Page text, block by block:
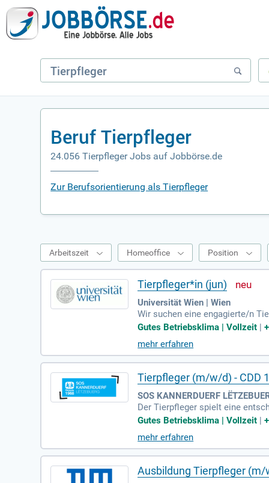
Beruf Tierpfleger
24.056 Tierpfleger Jobs auf Jobbörse.de
Zur Berufsorientierung als Tierpfleger
Arbeitszeit Homeoffice Position
Tierpfleger*in (jun)
Universität Wien | Wien
Wir suchen eine engagierte/n
befristet. Zu Ihren Aufgaben
n Datenbanken und
chern.
Gutes Betriebsklima | Vollzeit |
mehr erfahren
Tierpfleger (m/w/d) - CDD
SOS KANNERDUERF
Der Tierpfleger spielt eine
t, Sicherheit und den Komfort
e Beobachtung des
ützt er das Team und trägt so
Gutes Betriebsklima | Vollzeit |
mehr erfahren
Ausbildung Tierpfleger